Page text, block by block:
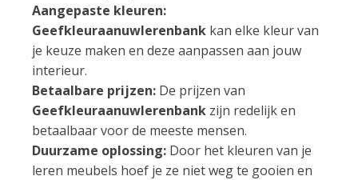
Aangepaste kleuren:
Geefkleuraanuwlerenbank kan elke kleur van
je keuze maken en deze aanpassen aan jouw
interieur.
Betaalbare prijzen: De prijzen van
Geefkleuraanuwlerenbank zijn redelijk en
betaalbaar voor de meeste mensen.
Duurzame oplossing: Door het kleuren van je
leren meubels hoef je ze niet weg te gooien en